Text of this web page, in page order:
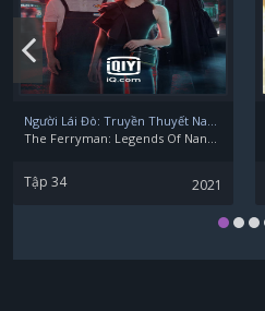
Người Lái Đò: Truyền Thuyết Nam Dương
The Ferryman: Legends Of Nanyang
Tập 34 2021